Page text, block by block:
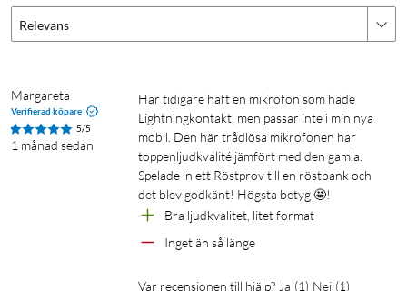
Laddbar sändare och mottagare
laddbara. Två timmars laddning ger upp till 5 timmars drifttid.
Laddkabel ingår, USB-laddare säljs separat.
Mått mikrofon (HxBxD): 25x65x40 mm
Strömkälla: Inbyggda batterier
Relevans
Margareta
Verifierad köpare
5/5
1 månad sedan
Har tidigare haft en mikrofon som hade
Lightningkontakt, men passar inte i min nya
mobil. Den här trådlösa mikrofonen har
toppenljudkvalité jämfört med den gamla.
Spelade in ett Röstprov till en röstbank och
det blev godkänt! Högsta betyg 🤩!
Bra ljudkvalitet, litet format
Inget än så länge
Var recensionen till hjälp? Ja (1) Nej (1)